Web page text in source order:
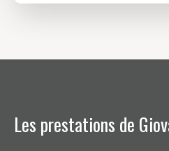
Les prestations de